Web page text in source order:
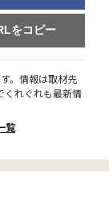
をコピー
。情報は取材先
くれぐれも最新情
覧